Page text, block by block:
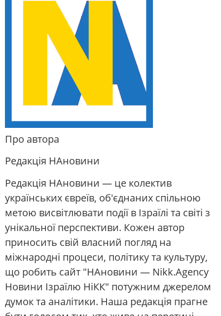
Про автора
Редакція НАновини
Редакція НАновини — це колектив
українських євреїв, об'єднаних спільною
метою висвітлювати події в Ізраїлі та світі з
унікальної перспективи. Кожен автор
приносить свій власний погляд на
міжнародні процеси, політику та культуру,
що робить сайт "НАновини — Nikk.Agency
Новини Ізраїлю НіКК" потужним джерелом
думок та аналітики. Наша редакція прагне